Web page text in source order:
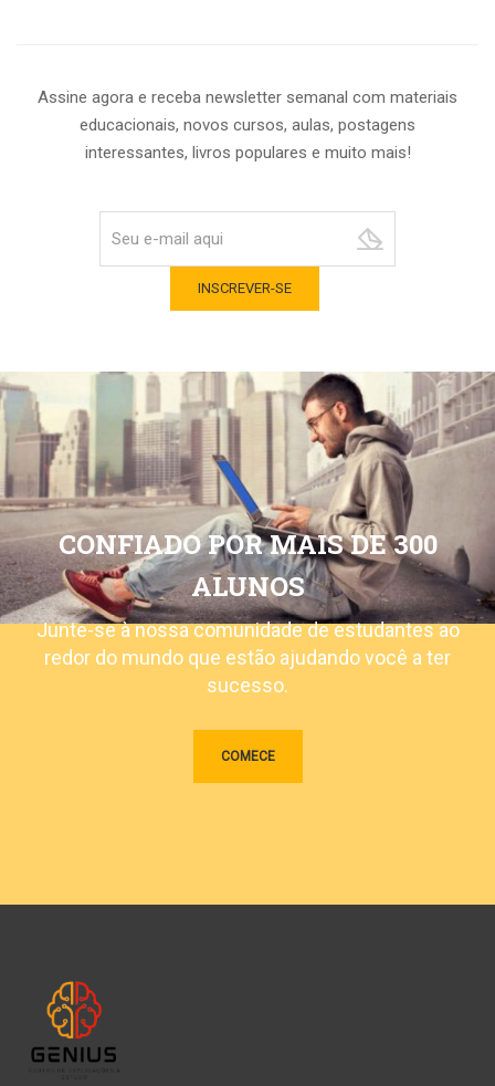
Assine agora e receba newsletter semanal com materiais
educacionais, novos cursos, aulas, postagens
interessantes, livros populares e muito mais!
CONFIADO POR MAIS DE 300
ALUNOS
Junte-se à nossa comunidade de estudantes ao
redor do mundo que estão ajudando você a ter
sucesso.
COMECE